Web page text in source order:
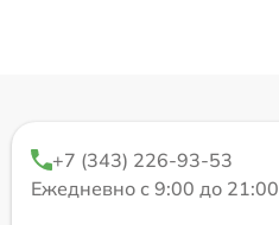
+7 (343) 226-93-53
Ежедневно с 9:00 до 21:00